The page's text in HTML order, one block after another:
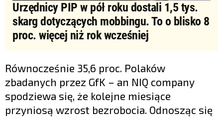
Urzędnicy PIP w pół roku dostali 1,5 tys.
skarg dotyczących mobbingu. To o blisko 8
proc. więcej niż rok wcześniej
Równocześnie 35,6 proc. Polaków
zbadanych przez GfK – an NIQ company
spodziewa się, że kolejne miesiące
przyniosą wzrost bezrobocia. Odnosząc się